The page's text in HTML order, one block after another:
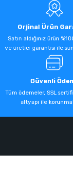
Orjinal Ürün
Satın aldığınız ürün
ve üretici garantisi ile
Güvenli
Tüm ödemeler, SSL
altyapı ile